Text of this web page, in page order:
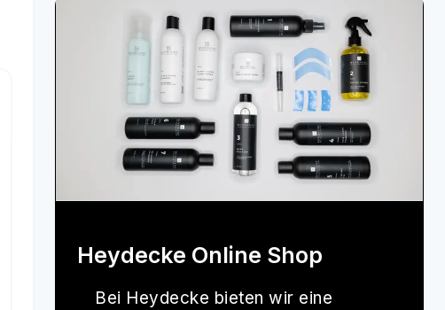
Heydecke Online Shop
Bei Heydecke bieten wir eine